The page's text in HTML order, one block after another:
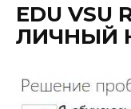
EDU VSU
ЛИЧНЫЙ